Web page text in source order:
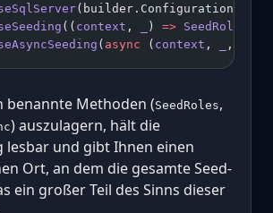
(builder.Configuration.
(( context , ) => SeedRoles
( async ( context , ,
benannte Methoden (SeedRoles,
) auszulagern, hält die
lesbar und gibt Ihnen einen
Ort, an dem die gesamte Seed-
ein großer Teil des Sinns dieser